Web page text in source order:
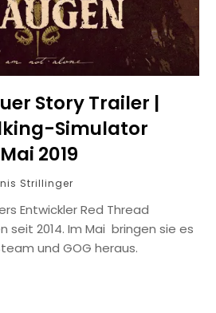
Story Trailer |
Simulator
2019
Strillinger
Entwickler Red Thread
seit 2014. Im Mai bringen sie es
und GOG heraus.